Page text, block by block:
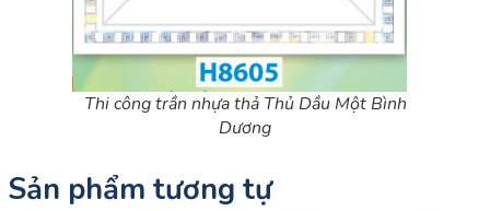
Thi công trần nhựa thả Thủ Dầu Một Bình
Dương
Sản phẩm tương tự